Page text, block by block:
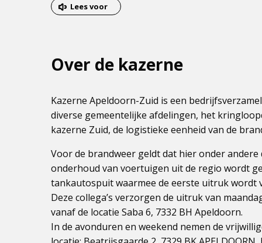
het
Lees voor
Over de kazerne
Kazerne Apeldoorn-Zuid is een
diverse gemeentelijke afdelingen, het
kazerne Zuid, de logistieke eenheid van de
Voor de brandweer geldt dat hier onder
onderhoud van voertuigen uit de regio wordt
tankautospuit waarmee de eerste uitruk wordt
Deze collega’s verzorgen de uitruk van
vanaf de locatie Saba 6, 7332 BH Apeldoorn.
In de avonduren en weekend nemen de